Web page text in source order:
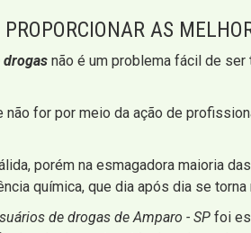
AS
drogas não é um problema fácil de
for por meio da ação de
porém na esmagadora maioria
química, que dia após dia se
de drogas de Amparo - SP foi